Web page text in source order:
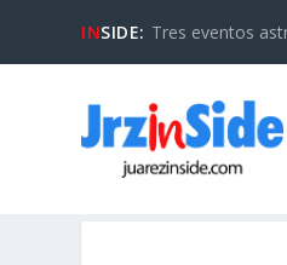
INSIDE: Tres eventos